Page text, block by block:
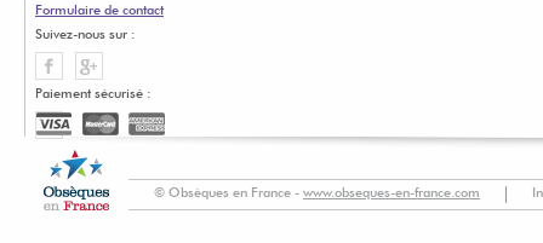
Formulaire de contact
Suivez-nous sur :
Paiement sécurisé :
© Obsèques en France - www.obseques-en-france.com